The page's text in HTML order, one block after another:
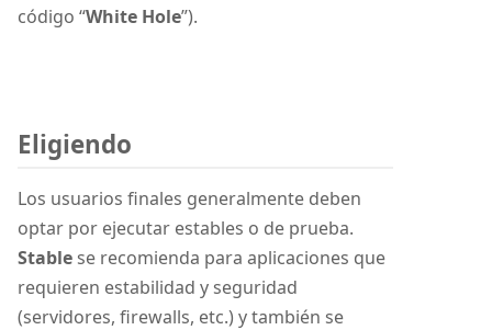
código “White Hole”).
Eligiendo
Los usuarios finales generalmente deben
optar por ejecutar estables o de prueba.
Stable se recomienda para aplicaciones que
requieren estabilidad y seguridad
(servidores, firewalls, etc.) y también se